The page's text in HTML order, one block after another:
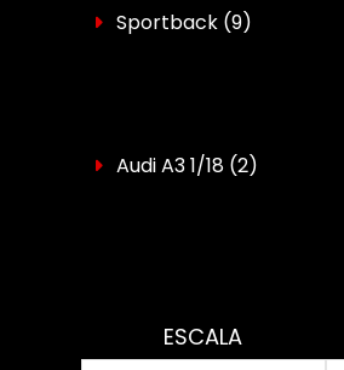
Sportback (9)
Audi A3 1/18 (2)
ESCALA